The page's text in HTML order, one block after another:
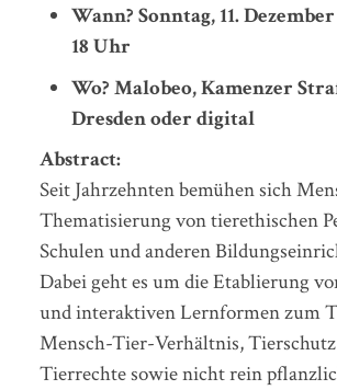
Wann? Sonntag, 11. Dezember
18 Uhr
Wo? Malobeo, Kamenzer
Dresden oder digital
Abstract:
Seit Jahrzehnten bemühen sich
Thematisierung von tierethischen
Schulen und anderen
Dabei geht es um die Etablierung
und interaktiven Lernformen zum
Mensch-Tier-Verhältnis,
Tierrechte sowie nicht rein